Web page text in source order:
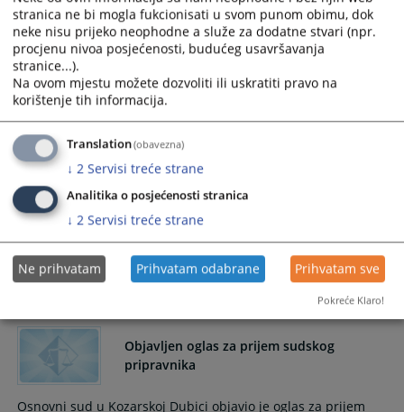
Sudije Osnovnog suda u Kozarskoj Dubici riješile više od
93% najstarijih predmeta iz plana za 2021.godinu
26.01.2022.
2021.godine
Statistika o radu suda za prvih 9 mjeseci 2021.godine
Objavljen oglas za prijem sudskog
pripravnika
Osnovni sud u Kozarskoj Dubici objavio je oglas za prijem
stranica ne bi mogla fukcionisati u svom punom obimu, dok
neke nisu prijeko neophodne a služe za dodatne stvari (npr.
procjenu nivoa posjećenosti, budućeg usavršavanja
stranice...).
Na ovom mjestu možete dozvoliti ili uskratiti pravo na
korištenje tih informacija.
Translation(obavezna)
↓ 2 Servisi treće strane
Analitika o posjećenosti stranica
↓ 2 Servisi treće strane
Ne prihvatam Prihvatam odabrane Prihvatam sve
Pokreće Klaro!